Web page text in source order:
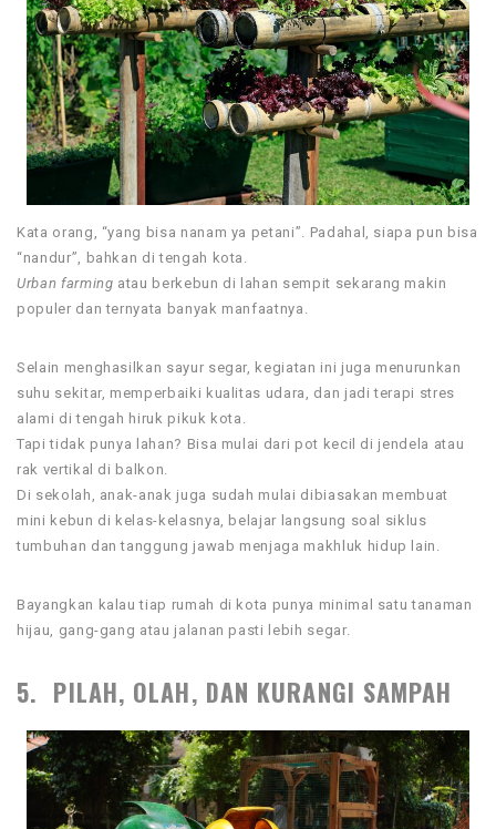
Kata orang, “yang bisa nanam ya petani”. Padahal, siapa pun bisa
“nandur”, bahkan di tengah kota.
Urban farming atau berkebun di lahan sempit sekarang makin
populer dan ternyata banyak manfaatnya.
Selain menghasilkan sayur segar, kegiatan ini juga menurunkan
suhu sekitar, memperbaiki kualitas udara, dan jadi terapi stres
alami di tengah hiruk pikuk kota.
Tapi tidak punya lahan? Bisa mulai dari pot kecil di jendela atau
rak vertikal di balkon.
Di sekolah, anak-anak juga sudah mulai dibiasakan membuat
mini kebun di kelas-kelasnya, belajar langsung soal siklus
tumbuhan dan tanggung jawab menjaga makhluk hidup lain.
Bayangkan kalau tiap rumah di kota punya minimal satu tanaman
hijau, gang-gang atau jalanan pasti lebih segar.
5. PILAH, OLAH, DAN KURANGI SAMPAH